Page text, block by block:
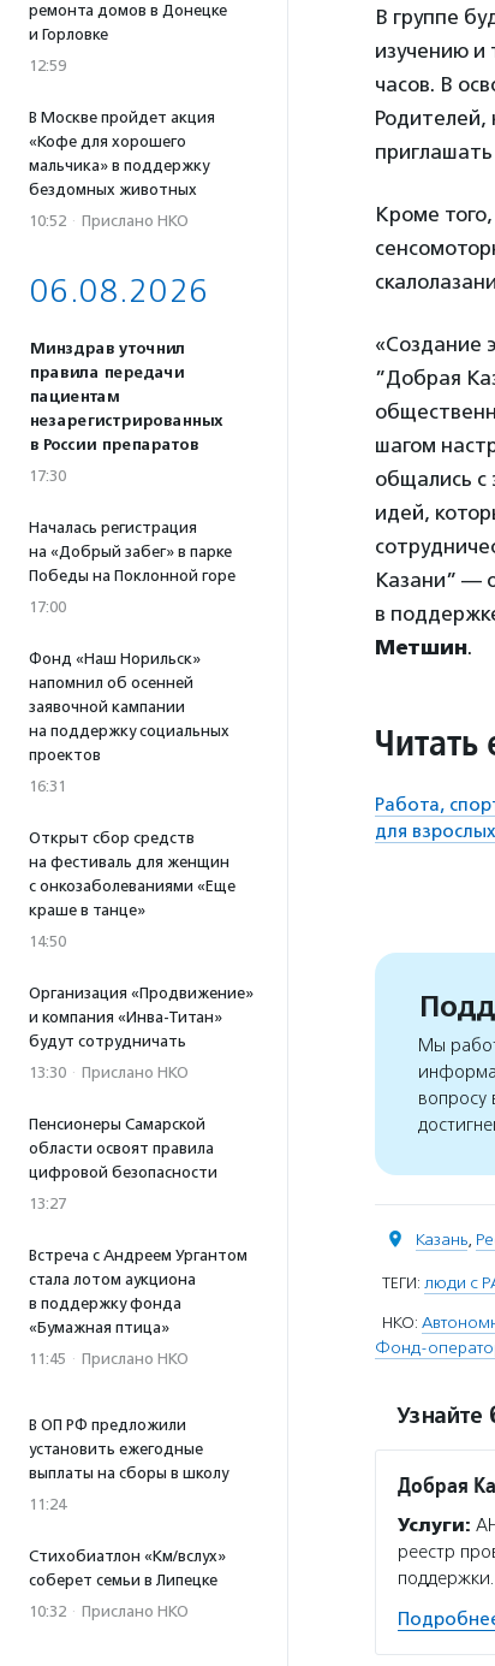
ремонта домов в Донецке
и Горловке
12:59
В Москве пройдет акция
«Кофе для хорошего
мальчика» в поддержку
бездомных животных
10:52 · Прислано НКО
06.08.2026
Минздрав уточнил
правила передачи
пациентам
незарегистрированных
в России препаратов
17:30
Началась регистрация
на «Добрый забег» в парке
Победы на Поклонной горе
17:00
Фонд «Наш Норильск»
напомнил об осенней
заявочной кампании
на поддержку социальных
проектов
16:31
Открыт сбор средств
на фестиваль для женщин
с онкозаболеваниями «Еще
краше в танце»
14:50
Организация «Продвижение»
и компания «Инва-Титан»
будут сотрудничать
13:30 · Прислано НКО
Пенсионеры Самарской
области освоят правила
цифровой безопасности
13:27
Встреча с Андреем Ургантом
стала лотом аукциона
в поддержку фонда
«Бумажная птица»
11:45 · Прислано НКО
В ОП РФ предложили
установить ежегодные
выплаты на сборы в школу
11:24
Стихобиатлон «Км/вслух»
соберет семьи в Липецке
10:32 · Прислано НКО
В группе
изучению и
часов. В
Родителей,
Кроме
«Создание
”Добрая
шагом
общались с
идей,
Казани” —
в
Метшин.
Читать
Работа,
для
Мы
вопросу
Казань,
ТЕГИ: люди с
НКО:
Фонд-
Узнайте
Добрая
Услуги:
реестр
поддержки.